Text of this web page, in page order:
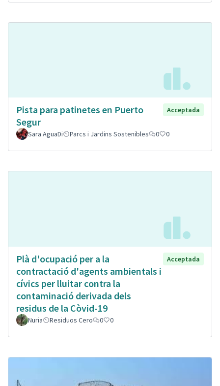
Pista para patinetes en Puerto
Segur
Acceptada
Sara AguaDi Parcs i Jardins Sostenibles 0 0
Plà d'ocupació per a la
contractació d'agents ambientals i
cívics per lluitar contra la
contaminació derivada dels
residus de la Còvid-19
Acceptada
Nuria Residuos Cero 0 0